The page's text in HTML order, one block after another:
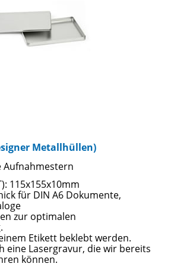
Metallhüllen)
Aufnahmestern
115x155x10mm
für DIN A6 Dokumente,
zur optimalen
Etikett beklebt werden.
eine Lasergravur, die wir bereits
können.